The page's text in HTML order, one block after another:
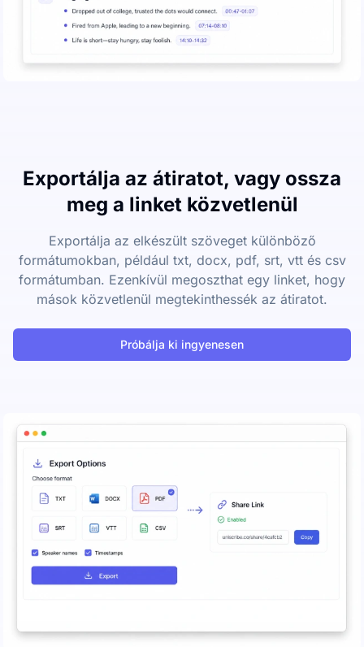
Exportálja az átiratot, vagy ossza
meg a linket közvetlenül
Exportálja az elkészült szöveget különböző
formátumokban, például txt, docx, pdf, srt, vtt és csv
formátumban. Ezenkívül megoszthat egy linket, hogy
mások közvetlenül megtekinthessék az átiratot.
Próbálja ki ingyenesen